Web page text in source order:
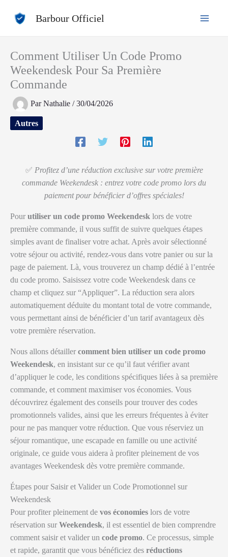
Barbour Officiel
Comment Utiliser Un Code Promo
Weekendesk Pour Sa Première
Commande
ParNathalie /30/04/2026
Autres
✅ Profitez d’une réduction exclusive sur votre première
commande Weekendesk : entrez votre code promo lors du
paiement pour bénéficier d’offres spéciales!
Pour utiliser un code promo Weekendesk lors de votre
première commande, il vous suffit de suivre quelques étapes
simples avant de finaliser votre achat. Après avoir sélectionné
votre séjour ou activité, rendez-vous dans votre panier ou sur la
page de paiement. Là, vous trouverez un champ dédié à l’entrée
du code promo. Saisissez votre code Weekendesk dans ce
champ et cliquez sur “Appliquer”. La réduction sera alors
automatiquement déduite du montant total de votre commande,
vous permettant ainsi de bénéficier d’un tarif avantageux dès
votre première réservation.
Nous allons détailler comment bien utiliser un code promo
Weekendesk, en insistant sur ce qu’il faut vérifier avant
d’appliquer le code, les conditions spécifiques liées à sa première
commande, et comment maximiser vos économies. Vous
découvrirez également des conseils pour trouver des codes
promotionnels valides, ainsi que les erreurs fréquentes à éviter
pour ne pas manquer votre réduction. Que vous réserviez un
séjour romantique, une escapade en famille ou une activité
originale, ce guide vous aidera à profiter pleinement de vos
avantages Weekendesk dès votre première commande.
Étapes pour Saisir et Valider un Code Promotionnel sur
Weekendesk
Pour profiter pleinement de vos économies lors de votre
réservation sur Weekendesk, il est essentiel de bien comprendre
comment saisir et valider un code promo. Ce processus, simple
et rapide, garantit que vous bénéficiez des réductions